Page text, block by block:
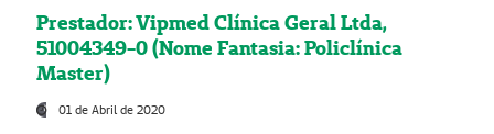
Prestador: Vipmed Clínica Geral Ltda,
51004349-0 (Nome Fantasia: Policlínica
Master)
01 de Abril de 2020